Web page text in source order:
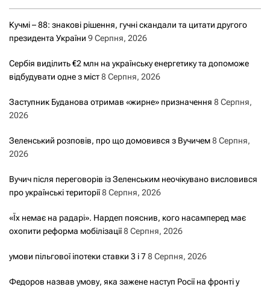
Кучмі – 88: знакові рішення, гучні скандали та цитати другого
президента України 9 Серпня, 2026
Сербія виділить €2 млн на українську енергетику та допоможе
відбудувати одне з міст8 Серпня, 2026
Заступник Буданова отримав «жирне» призначення 8 Серпня,
2026
Зеленський розповів, про що домовився з Вучичем8 Серпня,
2026
Вучич після переговорів із Зеленським неочікувано висловився
про українські території8 Серпня, 2026
«Їх немає на радарі». Нардеп пояснив, кого насамперед має
охопити реформа мобілізації8 Серпня, 2026
умови пільгової іпотеки ставки 3 і 78 Серпня, 2026
Федоров назвав умову, яка зажене наступ Росії на фронті у